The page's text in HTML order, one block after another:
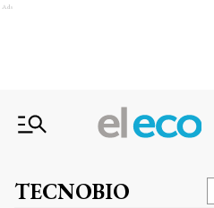
Ads
TECNOBIO